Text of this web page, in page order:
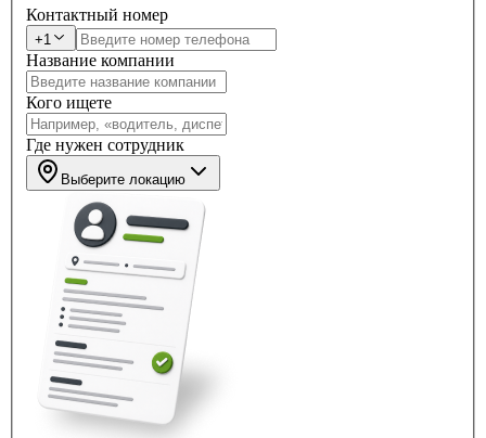
Контактный номер
+1
Название компании
Кого ищете
Где нужен сотрудник
Выберите локацию